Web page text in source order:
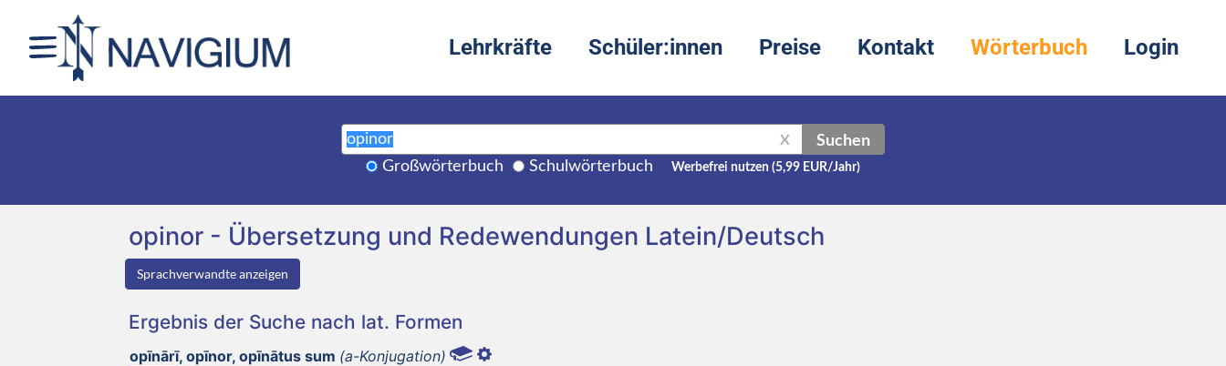
Lehrkräfte Schüler:innen Preise Kontakt Wörterbuch Login
X Suchen
Großwörterbuch Schulwörterbuch Werbefrei nutzen (5,99 EUR/Jahr)
opinor - Übersetzung und Redewendungen Latein/Deutsch
Sprachverwandte anzeigen
Ergebnis der Suche nach lat. Formen
opīnārī, opīnor, opīnātus sum (a-Konjugation)